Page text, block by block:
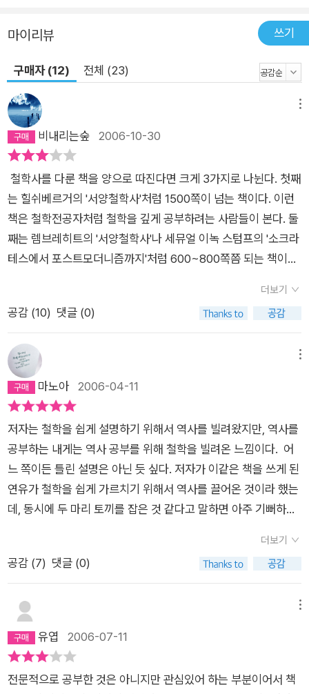
마이리뷰 쓰기
구매자 (12) 전체 (23)
비내리는숲 2006-10-30
철학사를 다룬 책을 양으로 따진다면 크게 3가지로 나뉜다. 첫째
는 힐쉬베르거의 '서양철학사'처럼 1500쪽이 넘는 책이다. 이런
책은 철학전공자처럼 철학을 깊게 공부하려는 사람들이 본다. 둘
째는 렘브레히트의 '서양철학사'나 세뮤얼 이녹 스텀프의 '소크라
테스에서 포스트모더니즘까지'처럼 600~800쪽쯤 되는 책이다.
째는 200~300쪽정도 되는 책이다. 철학을 알고는 싶지만 600
쪽이나 되는 책은 부담이 되는 사람들이 교양을 얻을 목적으로 본
로 영향을 끼치는 모습을 보여주려고 이 책을 썼다고 한다. 하지
만 이건 이미 대부분 철학개론서에 있는 내용이어서 그리 신선하
지는 않다. 게다가 이 책은 서양철학뿐만 아니라 공자나 노자 같
서도 별로 기대할 거리가 없다. 그럼에도 이 책에 장점이 있다면
중고등학생들도 줄줄 읽을 수 있을 정도로 매우 쉽고 간결하게 써
졌다는 것, 쪽수가 200페이지도 안돼서 한나절이면 읽을 수 있다
는 것, 철학개론서를 단지 요약한 것이 아니라 글쓴이의 눈으로
옛날 철학에서 현대를 바라보려고 한 흔적이 있다고 할 수 있다.
한번에 동서양 철학의 간단한 흐름을 알고 싶다면 이 책이 괜찮을
것이다. 철학을 전혀 몰랐어도 쉽게 읽을 수 있을 것이다.
더보기
공감 (10) 댓글 (0)
마노아 2006-04-11
저자는 철학을 쉽게 설명하기 위해서 역사를 빌려왔지만, 역사를
공부하는 내게는 역사 공부를 위해 철학을 빌려온 느낌이다. 어
느 쪽이든 틀린 설명은 아닌 듯 싶다. 저자가 이같은 책을 쓰게 된
연유가 철학을 쉽게 가르치기 위해서 역사를 끌어온 것이라 했는
데, 동시에 두 마리 토끼를 잡은 것 같다고 말하면 아주 기뻐하지
기도 했다. 덕분에 이 책 도움으로 나 자신이 먼저 이해를 할 수
있어서 좋은 교과서가 된 셈이다.(현재 진도로는 십자군 전쟁이
중 사소하게 틀린 부분도 눈에 띄었다. 조선의 관직 중 사헌부와
사간원을 바꿔서 설명했다는....;;.; 이 정도는 애정으로 넘어갈 수
있다. (물론 내 책에는 수정을 해 놓았지만.) 광택이 나는 종이가
고...^^;; 책이 쉽게 금방 넘어가는 것은 하나의 장점이다. 철학을
더보기
공감 (7) 댓글 (0)
유엽 2006-07-11
전문적으로 공부한 것은 아니지만 관심있어 하는 부분이어서 책